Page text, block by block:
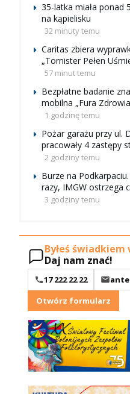
35-latka miała ponad
na kąpielisku
32 minuty temu
Caritas zbiera
„Tornister Pełen
57 minut temu
Bezpłatne badanie
mobilna „Fura
1 godzinę temu
Pożar garażu przy ul.
pracowały 4 zastępy
2 godziny temu
Burze na
razy, IMGW ostrzega
3 godziny temu
Byłeś
Daj nam znać!
17 222 22 22
Otwórz formularz